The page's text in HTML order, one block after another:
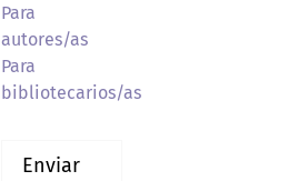
Para
autores/as
Para
bibliotecarios/as
Enviar